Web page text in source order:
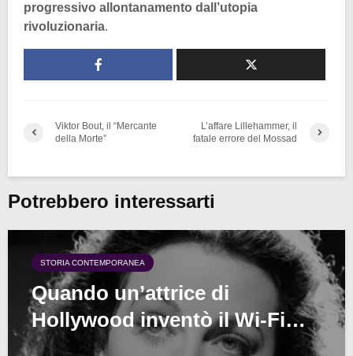
progressivo allontanamento dall’utopia
rivoluzionaria.
Viktor Bout, il “Mercante
della Morte”
L’affare Lillehammer, il
fatale errore del Mossad
Potrebbero interessarti
STORIA CONTEMPORANEA
Quando un’attrice di
Hollywood inventò il Wi-Fi…